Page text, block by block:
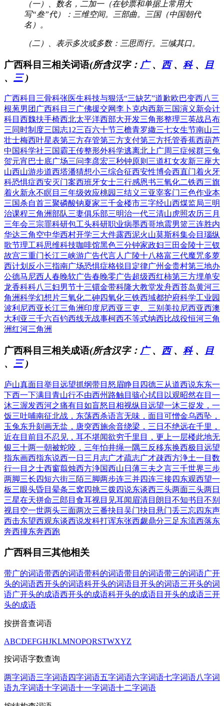
（一）、数名，二加一（在钞票和单据上常用大
写“叁”代）：三维空间。三部曲。三国（中国朝代
名）。
（二）、表示多次或多数：三思而行。三缄其口。
广西科目三相关词语(所含汉字： 广、 西、 科、
目
、 三)
广西科目三骨科张医生科技与狠活“三缺艺”道歉欧巴变西八 三
根葱男团 广西科目三广佛援交网李卜克内西新三国演义 新会计
科目 西魏扶手椅西北太平洋西部大开发三角形整理三英战吕布
三同时制度三国志12三百六十节三檐青罗繖三七女生节南山三
壮士梅西叶星表第三方存管第三方支付第三方托管香蕉西葫芦
中国科学社三国霸王传整形外科学逃离北上广周三症候群三兔
贺元宵 巴士底广场三问李彦宏三秒钟原则 三道杠女友新三座大
山西山游步道西塔潘猜想小三综合征西安性博会西直门着火 牙
科恐惧症西安灭门案西班牙女士三行感恩书三氧化二铁西三旗
着火新永不瞑目 三年级效应桃园三结义 三亚宰客门三色作业本
三国杀自首三聚磷酸钠夏家三千金楼市三字经山西煤监局三明
治课程三角洲部队三妻俱乐部三明治一代三清山虎照农历三月
三年会三宗罪科研包工头科研职业病墨西哥地震男篮三连胜内
华达三角空中华西村开学三大件露西泥火山莫斯科集会 目瑙纵
歌节理工科思维科技咖啡馆黑色三分钟家政妇三田金陵十三钗
故宫三重门长江三峡游广告代言人 广陵十八格富三代魔咒多萝
西计划 反小三指南广场恐惧症格锐目定律广州金贵村第三地办
公德马尼西人 春晚软广告春晚零广告超级西红柿第三方埋单安
龙香科科八三妇男节十三镮金带科隆大教堂发舟西苔岛黄河三
角洲科学幻想片三氧化二砷 四氧化三铁西域都护府科学工业园
波利尼西亚长江三角洲 印度尼西亚三吏、三别 美拉尼西亚西澳
大利亚三千六百钓西线无战事柯西不等式纳西比战役恒河三角
洲红河三角洲
广西科目三相关成语(所含汉字： 广、 西、 科、
目
、 三)
庐山真面目 举目远望抓纲带目 怒眉睁目 四德三从道西说东东一
下西一下满目青山行不由西州路触目骇心拭目以观昭然在目 一
沐三渥发西河之痛有目如盲怒目相视纵目远望一沐三捉发，一
饭三吐哺南征北战，东荡西杀语言无味，面目可憎金乌西坠，
玉兔东升刻画无盐，唐突西施余音绕梁，三日不绝远在千里，
近在目前目不忍见，耳不堪闻欲穷千里目，更上一层楼此地无
银三十两一朝被蛇咬，三年怕井绳一隅三反移东换西极目远望
指东画西指东说西一日三月 志广才疏志广才疎西方浄土一目数
行一目之士西窗翦烛西方浄国西山日薄三夫之言三千世界三步
两脚三长四短六街三陌三脚两步连三并四连三接四东观西望一
板三眼头昏目晕条三窝四挑三拨四说东谈西三头两面三头两日
三星在天拼命三郎 目食耳视目见耳闻 眉清目朗 目不知书 目不别
视目空一世两头三面两次三番抉目吴门抉目悬门丢三忘四东声
西击东望西观东谈西说发科打诨东张西觑鼎分三足东流西落东
奔西撞东奔西跑
广西科目三其他相关
带广的词语带西的词语带科的词语带目的词语带三的词语广开
头的词语西开头的词语科开头的词语目开头的词语三开头的词
语广开头的成语西开头的成语科开头的成语目开头的成语三开
头的成语
按拼音查词语
ABCDEFGHJKLMNOPQRSTWXYZ
按词语字数查询
两字词语三字词语四字词语五字词语六字词语七字词语八字词
语九字词语十字词语十一字词语十二字词语